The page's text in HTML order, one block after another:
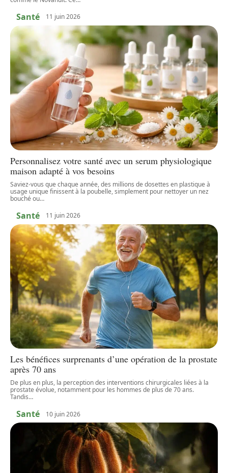
Santé 11 juin 2026
Personnalisez votre santé avec un serum physiologique
maison adapté à vos besoins
Saviez-vous que chaque année, des millions de dosettes en plastique à
usage unique finissent à la poubelle, simplement pour nettoyer un nez
bouché ou…
Santé 11 juin 2026
Les bénéfices surprenants d’une opération de la prostate
après 70 ans
De plus en plus, la perception des interventions chirurgicales liées à la
prostate évolue, notamment pour les hommes de plus de 70 ans.
Tandis…
Santé 10 juin 2026